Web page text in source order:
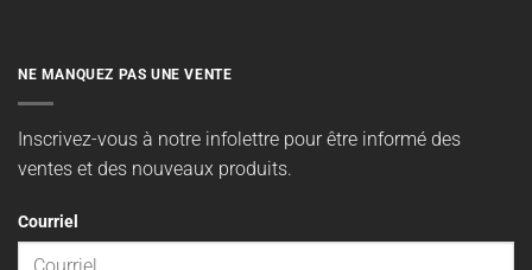
NE MANQUEZ PAS UNE VENTE
Inscrivez-vous à notre infolettre pour être informé des
ventes et des nouveaux produits.
Courriel